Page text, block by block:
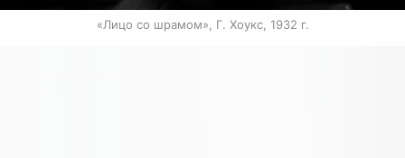
«Лицо со шрамом», Г. Хоукс, 1932 г.